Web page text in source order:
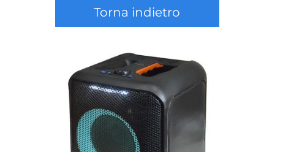
Torna indietro